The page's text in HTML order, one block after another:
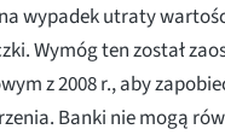
wypadek utraty
Wymóg ten został
z 2008 r., aby
Banki nie mogą